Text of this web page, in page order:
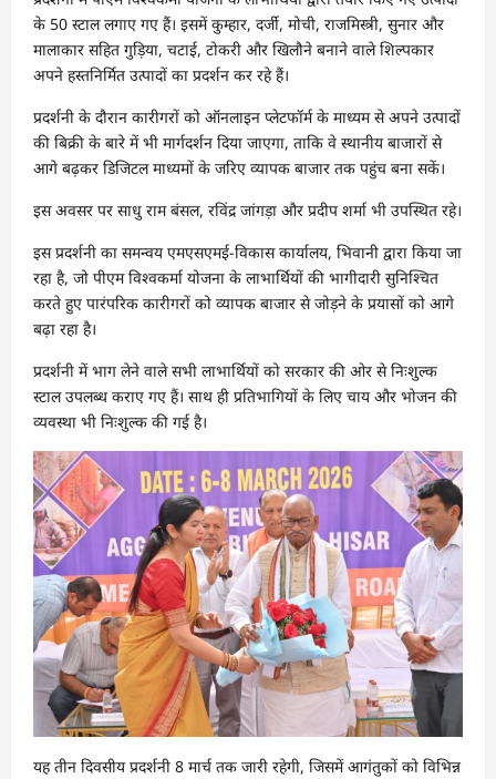
के 50 स्टाल लगाए गए हैं। इसमें कुम्हार, दर्जी, मोची, राजमिस्त्री, सुनार और
मालाकार सहित गुड़िया, चटाई, टोकरी और खिलौने बनाने वाले शिल्पकार
अपने हस्तनिर्मित उत्पादों का प्रदर्शन कर रहे हैं।
प्रदर्शनी के दौरान कारीगरों को ऑनलाइन प्लेटफॉर्म के माध्यम से अपने उत्पादों
की बिक्री के बारे में भी मार्गदर्शन दिया जाएगा, ताकि वे स्थानीय बाजारों से
आगे बढ़कर डिजिटल माध्यमों के जरिए व्यापक बाजार तक पहुंच बना सकें।
इस अवसर पर साधु राम बंसल, रविंद्र जांगड़ा और प्रदीप शर्मा भी उपस्थित रहे।
इस प्रदर्शनी का समन्वय एमएसएमई-विकास कार्यालय, भिवानी द्वारा किया जा
रहा है, जो पीएम विश्वकर्मा योजना के लाभार्थियों की भागीदारी सुनिश्चित
करते हुए पारंपरिक कारीगरों को व्यापक बाजार से जोड़ने के प्रयासों को आगे
बढ़ा रहा है।
प्रदर्शनी में भाग लेने वाले सभी लाभार्थियों को सरकार की ओर से निःशुल्क
स्टाल उपलब्ध कराए गए हैं। साथ ही प्रतिभागियों के लिए चाय और भोजन की
व्यवस्था भी निःशुल्क की गई है।
यह तीन दिवसीय प्रदर्शनी 8 मार्च तक जारी रहेगी, जिसमें आगंतुकों को विभिन्न